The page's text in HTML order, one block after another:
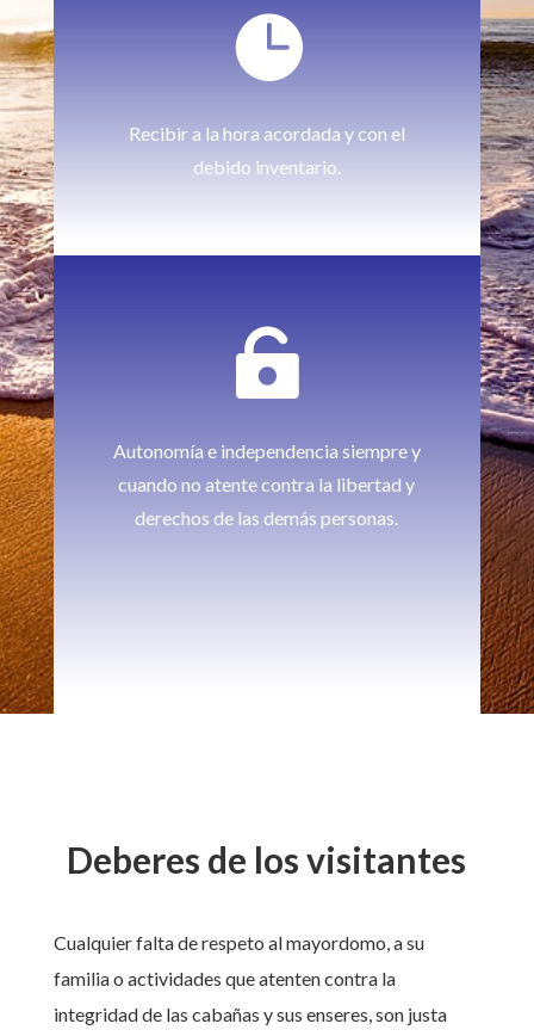

Recibir a la hora acordada y con el
debido inventario.

Autonomía e independencia siempre y
cuando no atente contra la libertad y
derechos de las demás personas.
Deberes de los visitantes
Cualquier falta de respeto al mayordomo, a su
familia o actividades que atenten contra la
integridad de las cabañas y sus enseres, son justa